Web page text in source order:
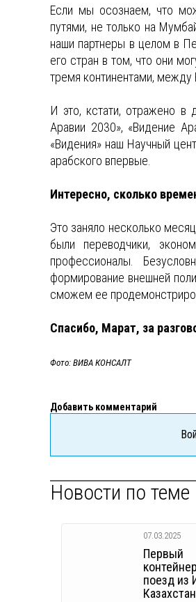
Если мы осознаем, что
путями, не только на
наши партнеры в целом в
его стран в том, что они
тремя континентами, между
И это, кстати, отражено в
Аравии 2030», «Видение
«Видения» наш Научный
арабского впервые.
Интересно, сколько
Это заняло несколько
были переводчики,
профессионалы.
формирование внешней
сможем ее
Спасибо, Марат, за
Фото: ВИВА КОНСАЛТ
Добавить комментарий
Новости по теме
07.03.2025
Первый
поезд из
Казахстан